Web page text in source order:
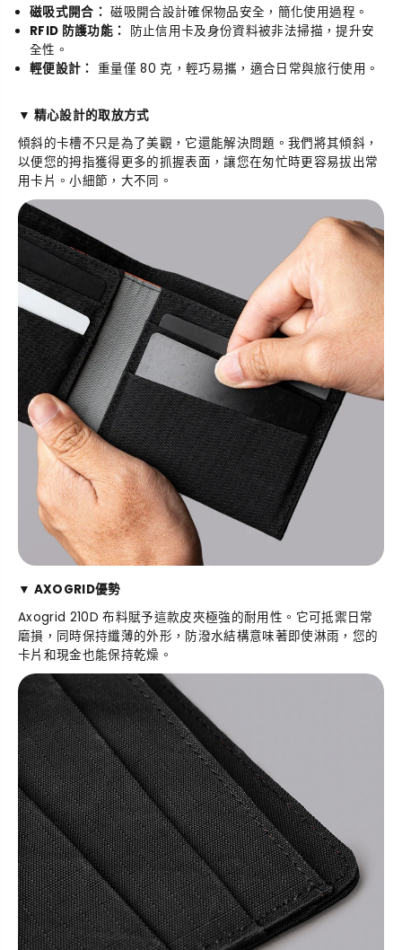
磁吸式開合： 磁吸開合設計確保物品安全，簡化使用過程。
RFID 防護功能：
防止信用卡及身份資料被非法掃描，提升安
全性。
輕便設計： 重量僅 80 克，輕巧易攜，適合日常與旅行使用。
▼ 精心設計的取放方式
傾斜的卡槽不只是為了美觀，它還能解決問題。我們將其傾斜，
以便您的拇指獲得更多的抓握表面，讓您在匆忙時更容易拔出常
用卡片。小細節，大不同。
▼ AXOGRID優勢
Axogrid 210D 布料賦予這款皮夾極強的耐用性。它可抵禦日常
磨損，同時保持纖薄的外形，防潑水結構意味著即使淋雨，您的
卡片和現金也能保持乾燥。